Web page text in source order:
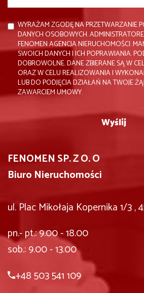
WYRAŻAM ZGODĘ NA PRZETWARZANIE
DANYCH OSOBOWYCH.
FENOMEN AGENCJA NIERUCHOMOŚCI.
SWOICH DANYCH I ICH POPRAWIANIA.
DOBROWOLNE. DANE ZBIERANE SĄ W
ORAZ W CELU REALIZOWANIA I
LUB DO PODJĘCIA DZIAŁAŃ NA TWOJE
ZAWARCIEM UMOWY.
FENOMEN SP. Z O. O
Biuro Nieruchomości
ul. Plac Mikołaja Kopernika 1/3 ,
pn.- pt.: 9.00 - 18.00
sob.: 9.00 - 13.00
+48 503 541 109